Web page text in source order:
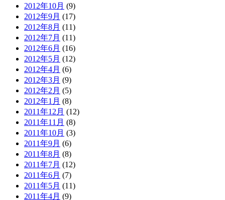
2012年10月 (9)
2012年9月 (17)
2012年8月 (11)
2012年7月 (11)
2012年6月 (16)
2012年5月 (12)
2012年4月 (6)
2012年3月 (9)
2012年2月 (5)
2012年1月 (8)
2011年12月 (12)
2011年11月 (8)
2011年10月 (3)
2011年9月 (6)
2011年8月 (8)
2011年7月 (12)
2011年6月 (7)
2011年5月 (11)
2011年4月 (9)